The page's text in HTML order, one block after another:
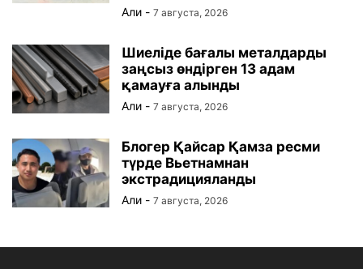
Али - 7 августа, 2026
Шиеліде бағалы металдарды
заңсыз өндірген 13 адам
қамауға алынды
Али - 7 августа, 2026
Блогер Қайсар Қамза ресми
түрде Вьетнамнан
экстрадицияланды
Али - 7 августа, 2026